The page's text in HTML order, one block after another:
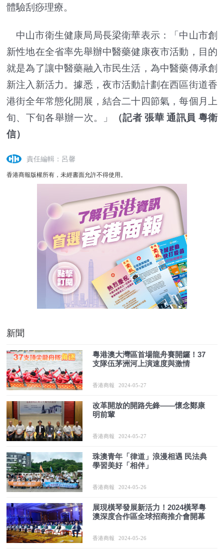
體驗刮痧理療。
中山市衛生健康局局長梁衛華表示：「中山市創
新性地在全省率先舉辦中醫藥健康夜市活動，目的
就是為了讓中醫藥融入市民生活，為中醫藥傳承創
新注入新活力。據悉，夜市活動計劃在西區街道香
港街全年常態化開展，結合二十四節氣，每個月上
旬、下旬各舉辦一次。」
（記者 張華 通訊員 粵衛
信）
責任編輯：呂馨
香港商報版權所有，未經書面允許不得使用。
新聞
粵港澳大灣區首場龍舟賽開鑼！37
支隊伍茅洲河上演速度與激情
香港商報 2024-05-27
改革開放的開路先鋒——懷念鄭康
明前輩
香港商報 2024-05-27
珠澳青年「律道」浪漫相遇 民法典
學習美好「相伴」
香港商報 2024-05-26
展現橫琴發展新活力！2024橫琴粵
澳深度合作區全球招商推介會開幕
香港商報 2024-05-26